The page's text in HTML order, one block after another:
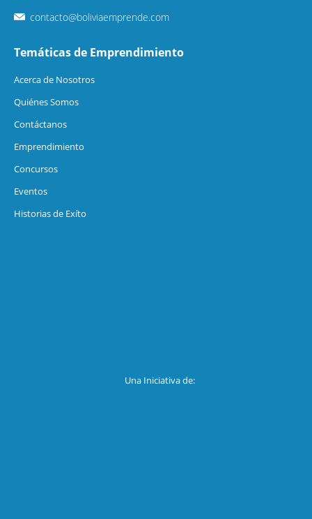
contacto@boliviaemprende.com
Temáticas de Emprendimiento
Acerca de Nosotros
Quiénes Somos
Contáctanos
Emprendimiento
Concursos
Eventos
Historias de Exíto
Una Iniciativa de: